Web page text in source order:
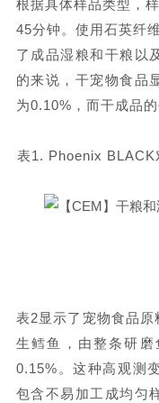
根据具体样品类型，
45分钟。使用石英纤
了成品湿粮和干粮以
的来说，干宠物食品
为0.10%，而干成品
表1. Phoenix BLACK
表2显示了宠物食品原
生鳕鱼，由整条研
0.15%。这种高观测
包含不易加工成均匀